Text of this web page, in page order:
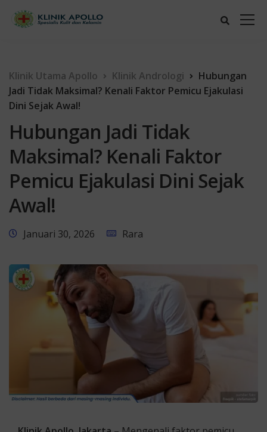
Klinik Utama Apollo Klinik Andrologi
Hubungan
Jadi Tidak Maksimal? Kenali Faktor Pemicu Ejakulasi
Dini Sejak Awal!
Hubungan Jadi Tidak
Maksimal? Kenali Faktor
Pemicu Ejakulasi Dini Sejak
Awal!
Januari 30, 2026 Rara